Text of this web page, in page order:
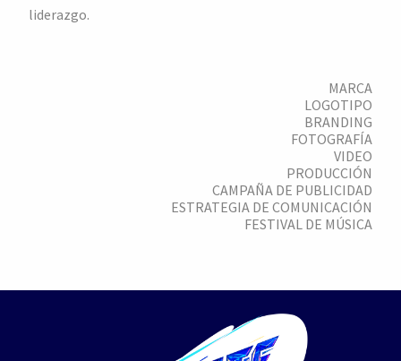
liderazgo.
MARCA
LOGOTIPO
BRANDING
FOTOGRAFÍA
VIDEO
PRODUCCIÓN
CAMPAÑA DE PUBLICIDAD
ESTRATEGIA DE COMUNICACIÓN
FESTIVAL DE MÚSICA